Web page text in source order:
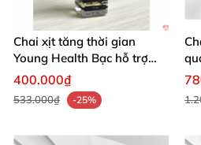
-Sử dụng sản phẩm trước lúc
Chai xịt tăng thời gian
Young Health Bạc hỗ trợ
quan hệ lâu bền
400.000₫
533.000₫ -25%